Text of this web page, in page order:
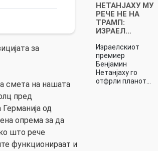
за
смета на нашата
пред
од
опрема за да
што рече
функционираат и
НЕТАНЈАХУ МУ
РЕЧЕ НЕ НА
ТРАМП:
ИЗРАЕЛ…
Израелскиот
премиер
Бенјамин
Нетанјаху го
отфрли планот…